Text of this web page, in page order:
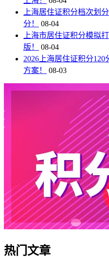
上海居住证积分档次划
分！
08-04
上海市居住证积分模拟
版！
08-04
2026上海居住证积分
方案！
08-03
热门文章